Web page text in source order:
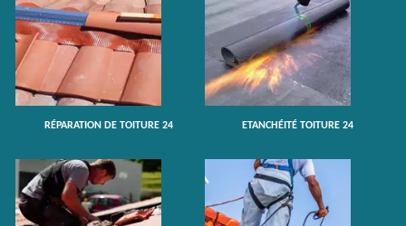
RÉPARATION DE TOITURE 24 ETANCHÉITÉ TOITURE 24